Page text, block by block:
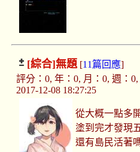
[綜合]無題[11篇回應]
評分：0, 年：0, 月：0, 週：
2017-12-08 18:27:25
從大概一點多
塗到完才發現
還有島民活著